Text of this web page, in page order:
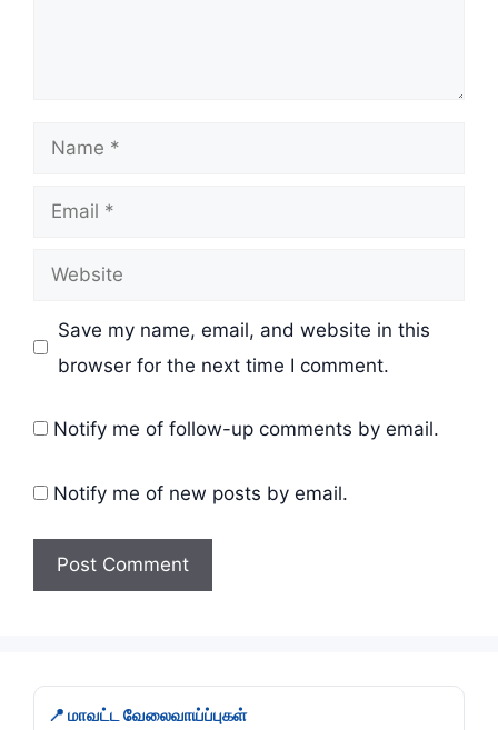
Name
Email
Website
Save my name, email, and website in this
browser for the next time I comment.
Notify me of follow-up comments by email.
Notify me of new posts by email.
📍 மாவட்ட வேலைவாய்ப்புகள்